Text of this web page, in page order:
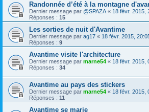
Randonnée d’été à la montagne
Dernier message par @SPAZA« 18 févr. 2015,
Réponses : 15
Les sorties de nuit d'Avantime
Dernier message par ag17 « 18 févr. 2015,
Réponses : 9
Avantime visite l'architecture
Dernier message par marne54 « 18 févr. 2015,
Réponses : 34
Avantime au pays des stickers
Dernier message par marne54 « 18 févr. 2015,
Réponses : 11
Avantime se marie